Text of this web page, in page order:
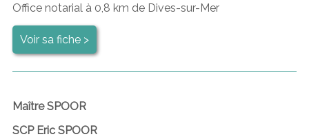
Office notarial à 0,8 km de Dives-sur-Mer
Voir sa fiche >
Maître SPOOR
SCP Eric SPOOR